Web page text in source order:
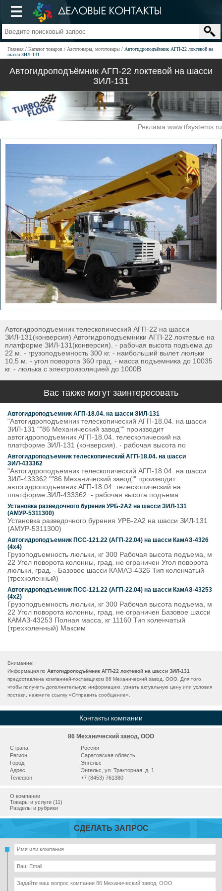
Главная Каталог товаров Автотовары, мототовары
Автогидроподъёмник АГП-22 локтевой на
шасси ЗИЛ-131
Автогидроподъёмник АГП-22 локтевой на шасси
ЗИЛ-131
Реклама www.tfsystems.ru
Автогидроподъемник телескопический АГП-22 на шасси
ЗИЛ-131(конверсия) Автогидроподъемники АГП-22 локтевые на
платформе ЗИЛ-131(конверсия). - рабочая высота подъема до
22 м. - грузоподъемность 300 кг. - наибольший вылет люльки
10,5 м. - угол поворота 360 град. - масса подъемника до 10035
кг. - люлька с электроизоляцией до 1000В
Вас также могут заинтересовать
Автогидроподъемник АГП-18.04. на шасси ЗИЛ-131
"Автогидроподъемник телескопический АГП-18.04. на шасси
ЗИЛ-131 ""86 Механический завод"" производит
автогидроподъемник АГП-18.04. телескопический на
платформе ЗИЛ-131 (конверсия). - рабочая высота по
Автогидроподъемник телескопический АГП-18.04. на шасси
ЗИЛ-433362
"Автогидроподъемник телескопический АГП-18.04. на шасси
ЗИЛ-433362 ""86 Механический завод"" производит
автогидроподъемник АГП-18.04. телескопический на
платформе ЗИЛ-433362. - рабочая высота подъема
Установка разведочного бурения УРБ-2A2 на шасси ЗИЛ-131
(АМУР-5311300)
Установка разведочного бурения УРБ-2A2 на шасси ЗИЛ-131
(АМУР-5311300)
Автогидроподъемник ПСС-121.22 (АГП-22.04) на шасси КамАЗ-4326
(4x4)
Грузоподъемность люльки, кг 300 Рабочая высота подъема, м
22 Угол поворота колонны, град. не ограничен Угол поворота
люльки, град. - Базовое шасси КАМАЗ-4326 Тип коленчатый
(трехколенный)
Автогидроподъемник ПСС-121.22 (АГП-22.04) на шасси КамАЗ-43253
(4x2)
Грузоподъемность люльки, кг 300 Рабочая высота подъема, м
22 Угол поворота колонны, град. не ограничен Базовое шасси
КАМАЗ-43253 Полная масса, кг 11160 Тип коленчатый
(трехколенный) Максим
Внимание!
Информация по Автогидроподъёмник АГП-22 локтевой на шасси ЗИЛ-131
предоставлена компанией-поставщиком 86 Механический завод, ООО. Для того,
чтобы получить дополнительную информацию, узнать актуальную цену или условия
постаки, нажмите ссылку «Отправить сообщение».
Контакты компании
86 Механический завод, ООО
Страна
Россия
Регион
Саратовская область
Город
Энгельс
Адрес
Энгельс, ул. Тракторная, д. 1
Телефон
+7 (8453) 761380
О компании
Товары и услуги (11)
Разделы и рубрики
СДЕЛАТЬ ЗАПРОС